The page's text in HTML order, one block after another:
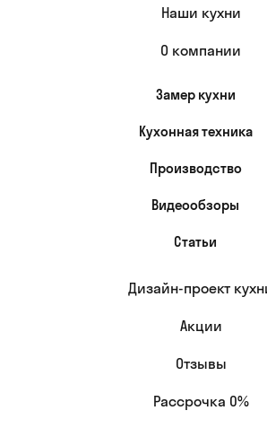
Наши кухни
О компании
Замер кухни
Кухонная техника
Производство
Видеообзоры
Статьи
Дизайн-проект
Акции
Отзывы
Рассрочка 0%